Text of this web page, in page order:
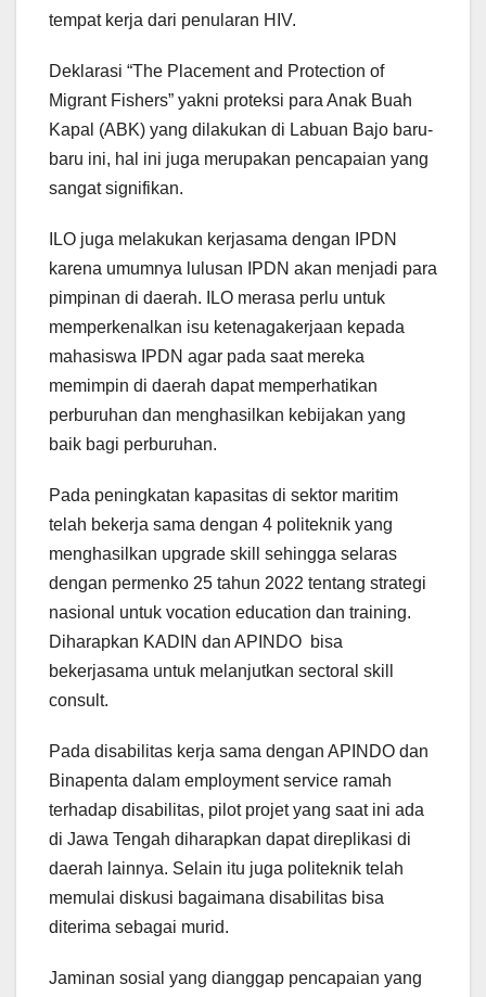
tempat kerja dari penularan HIV.
Deklarasi “The Placement and Protection of
Migrant Fishers” yakni proteksi para Anak Buah
Kapal (ABK) yang dilakukan di Labuan Bajo baru-
baru ini, hal ini juga merupakan pencapaian yang
sangat signifikan.
ILO juga melakukan kerjasama dengan IPDN
karena umumnya lulusan IPDN akan menjadi para
pimpinan di daerah. ILO merasa perlu untuk
memperkenalkan isu ketenagakerjaan kepada
mahasiswa IPDN agar pada saat mereka
memimpin di daerah dapat memperhatikan
perburuhan dan menghasilkan kebijakan yang
baik bagi perburuhan.
Pada peningkatan kapasitas di sektor maritim
telah bekerja sama dengan 4 politeknik yang
menghasilkan upgrade skill sehingga selaras
dengan permenko 25 tahun 2022 tentang strategi
nasional untuk vocation education dan training.
Diharapkan KADIN dan APINDO bisa
bekerjasama untuk melanjutkan sectoral skill
consult.
Pada disabilitas kerja sama dengan APINDO dan
Binapenta dalam employment service ramah
terhadap disabilitas, pilot projet yang saat ini ada
di Jawa Tengah diharapkan dapat direplikasi di
daerah lainnya. Selain itu juga politeknik telah
memulai diskusi bagaimana disabilitas bisa
diterima sebagai murid.
Jaminan sosial yang dianggap pencapaian yang